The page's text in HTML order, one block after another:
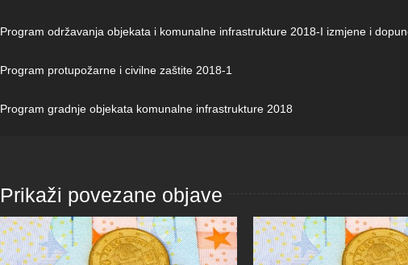
Program održavanja objekata i komunalne infrastrukture 2018-I izmjene i
Program protupožarne i civilne zaštite 2018-1
Program gradnje objekata komunalne infrastrukture 2018
Prikaži povezane objave